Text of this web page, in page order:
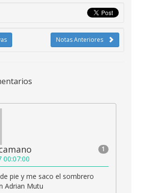
Notas Anteriores
1
00:07:00
pie y me saco el sombrero
Adrian Mutu